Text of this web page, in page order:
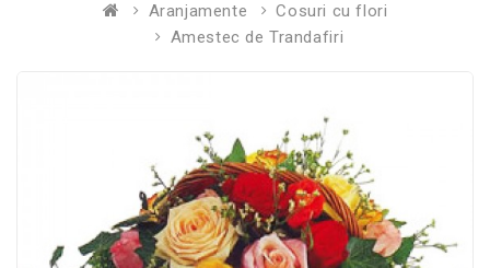
Aranjamente
Cosuri cu flori
Amestec de Trandafiri